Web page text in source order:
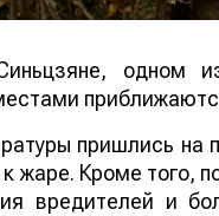
одном
пришлись на
к жаре. Кроме того,
вредителей и